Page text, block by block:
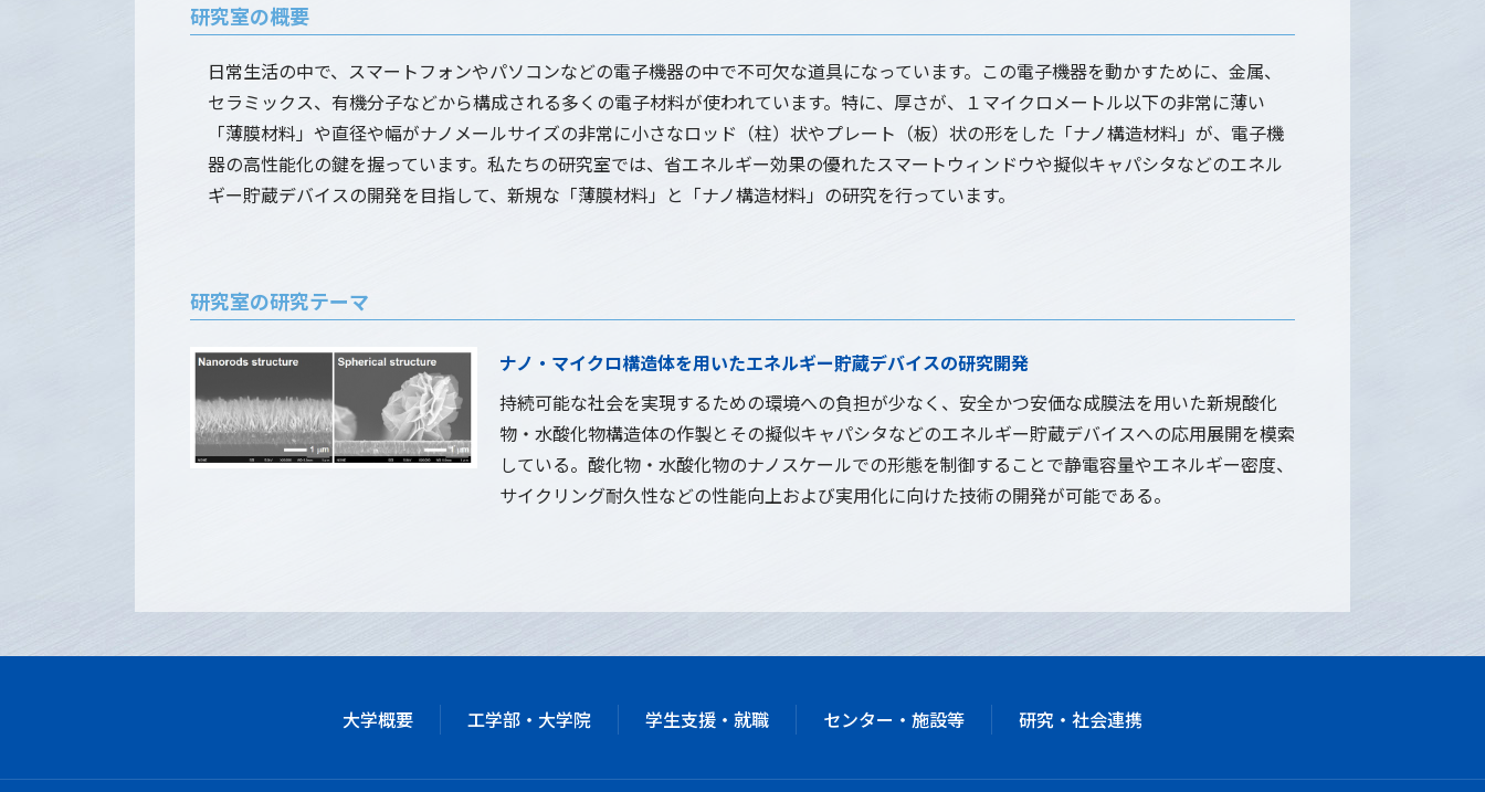
研究室の概要
日常生活の中で、スマートフォンやパソコンなどの電子機器の中で不可欠な道具になっています。この電子機器を動かすために、金属、
セラミックス、有機分子などから構成される多くの電子材料が使われています。特に、厚さが、１マイクロメートル以下の非常に薄い
「薄膜材料」や直径や幅がナノメールサイズの非常に小さなロッド（柱）状やプレート（板）状の形をした「ナノ構造材料」が、電子機
器の高性能化の鍵を握っています。私たちの研究室では、省エネルギー効果の優れたスマートウィンドウや擬似キャパシタなどのエネル
ギー貯蔵デバイスの開発を目指して、新規な「薄膜材料」と「ナノ構造材料」の研究を行っています。
研究室の研究テーマ
ナノ・マイクロ構造体を用いたエネルギー貯蔵デバイスの研究開発
持続可能な社会を実現するための環境への負担が少なく、安全かつ安価な成膜法を用いた新規酸化
物・水酸化物構造体の作製とその擬似キャパシタなどのエネルギー貯蔵デバイスへの応用展開を模索
している。酸化物・水酸化物のナノスケールでの形態を制御することで静電容量やエネルギー密度、
サイクリング耐久性などの性能向上および実用化に向けた技術の開発が可能である。
大学概要 工学部・大学院 学生支援・就職 センター・施設等 研究・社会連携